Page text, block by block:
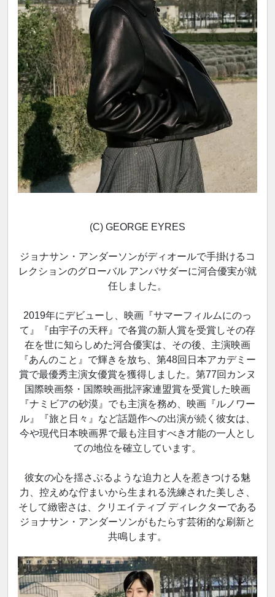
(C) GEORGE EYRES
ジョナサン・アンダーソンがディオールで手掛けるコ
レクションのグローバル アンバサダーに河合優実が就
任しました。
2019年にデビューし、映画『サマーフィルムにのっ
て』『由宇子の天秤』で各賞の新人賞を受賞しその存
在を世に知らしめた河合優実は、その後、主演映画
『あんのこと』で輝きを放ち、第48回日本アカデミー
賞で最優秀主演女優賞を獲得しました。第77回カンヌ
国際映画祭・国際映画批評家連盟賞を受賞した映画
『ナミビアの砂漠』でも主演を務め、映画『ルノワー
ル』『旅と日々』など話題作への出演が続く彼女は、
今や現代日本映画界で最も注目すべき才能の一人とし
ての地位を確立しています。
彼女の心を揺さぶるような迫力と人を惹きつける魅
力、控えめな佇まいから生まれる洗練された美しさ、
そして緻密さは、クリエイティブ ディレクターである
ジョナサン・アンダーソンがもたらす芸術的な刷新と
共鳴します。